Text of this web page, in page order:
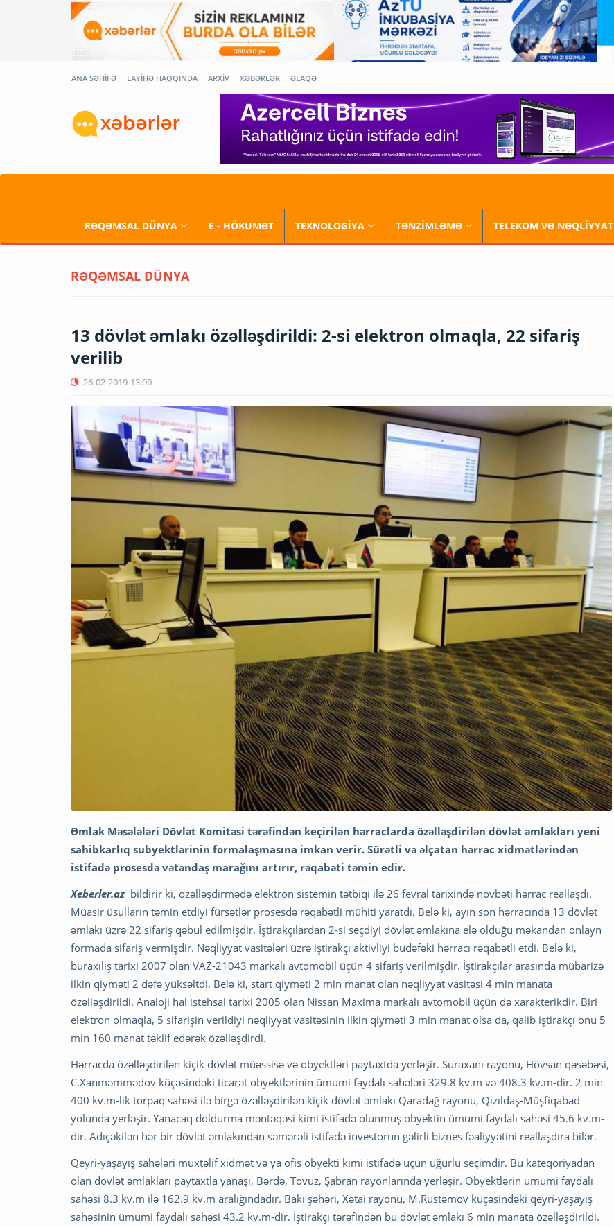
ANA SƏHİFƏ LAYİHƏ HAQQINDA ARXİV XƏBƏRLƏR ƏLAQƏ
RƏQƏMSAL DÜNYA E - HÖKUMƏT TEXNOLOGİYA TƏNZİMLƏMƏ TELEKOM VƏ NƏQLİYYAT
RƏQƏMSAL DÜNYA
13 dövlət əmlakı özəlləşdirildi: 2-si elektron olmaqla, 22 sifariş
verilib
26-02-2019 13:00
Əmlak Məsələləri Dövlət Komitəsi tərəfindən keçirilən hərraclarda özəlləşdirilən dövlət əmlakları yeni
sahibkarlıq subyektlərinin formalaşmasına imkan verir. Sürətli və əlçatan hərrac xidmətlərindən
istifadə prosesdə vətəndaş marağını artırır, rəqabəti təmin edir.
Xeberler.az bildirir ki, özəlləşdirmədə elektron sistemin tətbiqi ilə 26 fevral tarixində növbəti hərrac reallaşdı.
Müasir üsulların təmin etdiyi fürsətlər prosesdə rəqabətli mühiti yaratdı. Belə ki, ayın son hərracında 13 dövlət
əmlakı üzrə 22 sifariş qəbul edilmişdir. İştirakçılardan 2-si seçdiyi dövlət əmlakına elə olduğu məkandan onlayn
formada sifariş vermişdir. Nəqliyyat vasitələri üzrə iştirakçı aktivliyi budəfəki hərracı rəqabətli etdi. Belə ki,
buraxılış tarixi 2007 olan VAZ-21043 markalı avtomobil üçün 4 sifariş verilmişdir. İştirakçılar arasında mübarizə
ilkin qiyməti 2 dəfə yüksəltdi. Belə ki, start qiyməti 2 min manat olan nəqliyyat vasitəsi 4 min manata
özəlləşdirildi. Analoji hal istehsal tarixi 2005 olan Nissan Maxima markalı avtomobil üçün də xarakterikdir. Biri
elektron olmaqla, 5 sifarişin verildiyi nəqliyyat vasitəsinin ilkin qiyməti 3 min manat olsa da, qalib iştirakçı onu 5
min 160 manat təklif edərək özəlləşdirdi.
Hərracda özəlləşdirilən kiçik dövlət müəssisə və obyektləri paytaxtda yerləşir. Suraxanı rayonu, Hövsan qəsəbəsi,
C.Xanməmmədov küçəsindəki ticarət obyektlərinin ümumi faydalı sahələri 329.8 kv.m və 408.3 kv.m-dir. 2 min
400 kv.m-lik torpaq sahəsi ilə birgə özəlləşdirilən kiçik dövlət əmlakı Qaradağ rayonu, Qızıldaş-Müşfiqabad
yolunda yerləşir. Yanacaq doldurma məntəqəsi kimi istifadə olunmuş obyektin ümumi faydalı sahəsi 45.6 kv.m-
dir. Adıçəkilən hər bir dövlət əmlakından səmərəli istifadə investorun gəlirli biznes fəaliyyətini reallaşdıra bilər.
Qeyri-yaşayış sahələri müxtəlif xidmət və ya ofis obyekti kimi istifadə üçün uğurlu seçimdir. Bu kateqoriyadan
olan dövlət əmlakları paytaxtla yanaşı, Bərdə, Tovuz, Şabran rayonlarında yerləşir. Obyektlərin ümumi faydalı
sahəsi 8.3 kv.m ilə 162.9 kv.m aralığındadır. Bakı şəhəri, Xətai rayonu, M.Rüstəmov küçəsindəki qeyri-yaşayış
sahəsinin ümumi faydalı sahəsi 43.2 kv.m-dir. İştirakçı tərəfindən bu dövlət əmlakı 6 min manata özəlləşdirildi.